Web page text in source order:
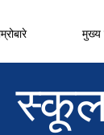
मुख्य
स्कूल